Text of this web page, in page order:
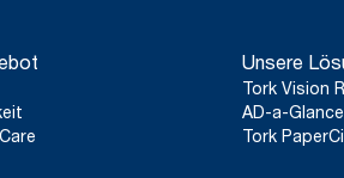
Unsere
Tork Vision
AD-a-Glance
Tork